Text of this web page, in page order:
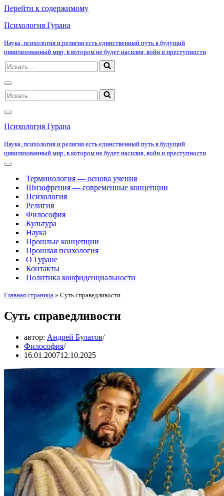
Перейти к содержимому
Психология Гурана
Наука, психология и религия есть единственный путь в будущий
цивилизованный мир, в котором не будет насилия, войн и преступности
Искать...
Меню
навигации
Искать...
Меню
навигации
Психология Гурана
Наука, психология и религия есть единственный путь в будущий
цивилизованный мир, в котором не будет насилия, войн и преступности
Меню
навигацииТерминология — основа учения
Шизофрения — современные концепции
Психология
Религия
Философия
Культура
Наука
Прошлые концепции
Прошлая психология
О Гуране
Контакты
Политика конфиденциальности
Главная страница » Суть справедливости
Суть справедливости
автор: Андрей Булатов
Философия
16.01.200712.10.2025